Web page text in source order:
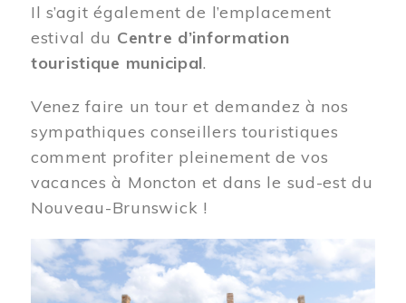
Il s’agit également de l’emplacement
estival du Centre d’information
touristique municipal.
Venez faire un tour et demandez à nos
sympathiques conseillers touristiques
comment profiter pleinement de vos
vacances à Moncton et dans le sud-est du
Nouveau-Brunswick !
Image